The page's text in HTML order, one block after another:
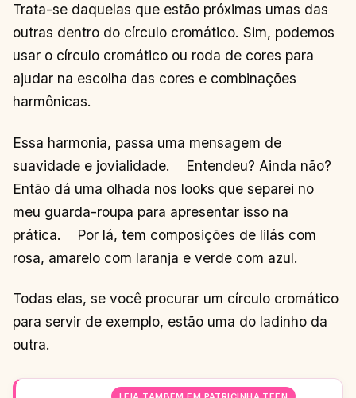
Trata-se daquelas que estão próximas umas das
outras dentro do círculo cromático. Sim, podemos
usar o círculo cromático ou roda de cores para
ajudar na escolha das cores e combinações
harmônicas.
Essa harmonia, passa uma mensagem de
suavidade e jovialidade. Entendeu? Ainda não?
Então dá uma olhada nos looks que separei no
meu guarda-roupa para apresentar isso na
prática. Por lá, tem composições de lilás com
rosa, amarelo com laranja e verde com azul.
Todas elas, se você procurar um círculo cromático
para servir de exemplo, estão uma do ladinho da
outra.